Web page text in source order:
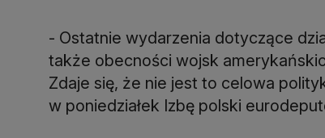
- Ostatnie wydarzenia dotyczące
także obecności wojsk
Zdaje się, że nie jest to celowa
w poniedziałek Izbę polski